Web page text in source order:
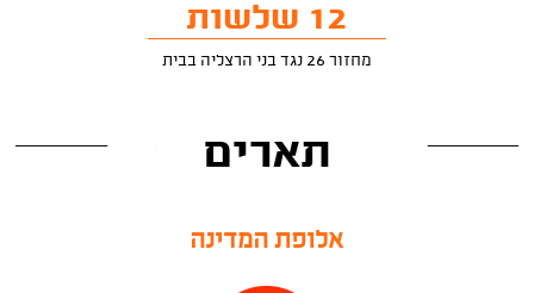
12 שלשות
מחזור 26 נגד בני הרצליה בבית
תארים
אלופת המדינה